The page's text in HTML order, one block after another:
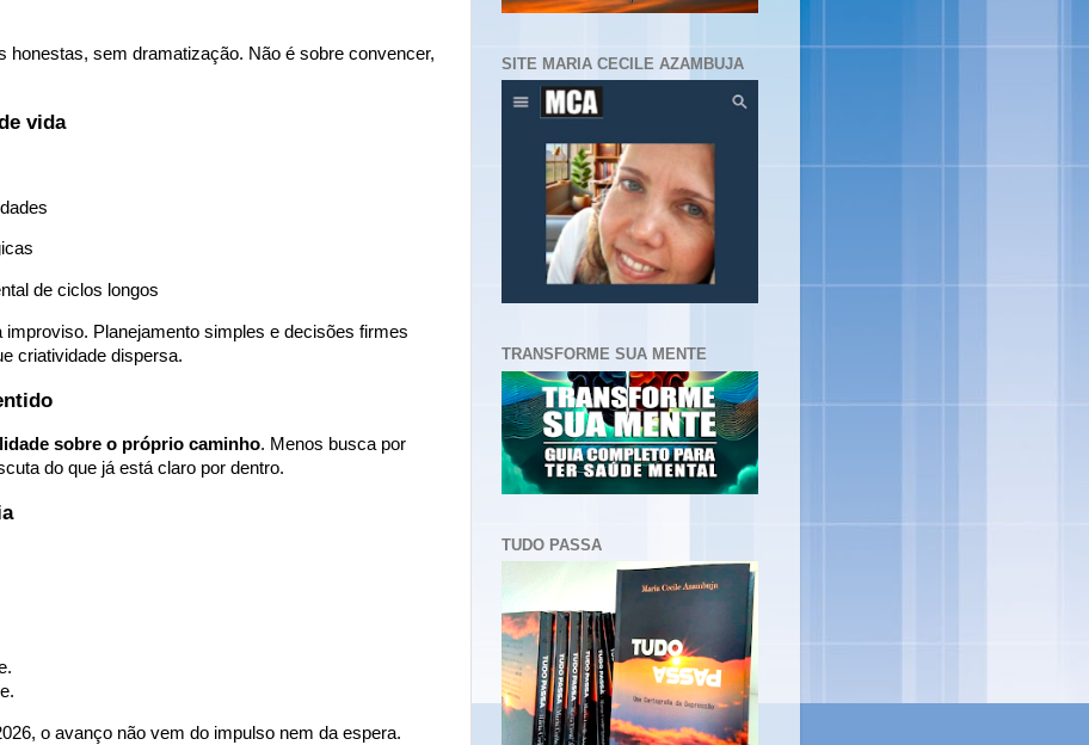
honestas, sem dramatização. Não é sobre convencer,
vida
de ciclos longos
improviso. Planejamento simples e decisões firmes
criatividade dispersa.
sobre o próprio caminho. Menos busca por
do que já está claro por dentro.
o avanço não vem do impulso nem da espera.
SITE MARIA CECILE AZAMBUJA
TRANSFORME SUA MENTE
TUDO PASSA